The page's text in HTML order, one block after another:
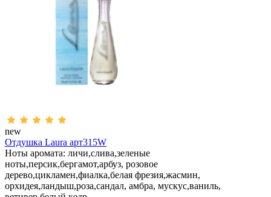
new
Отдушка Laura арт315W
Ноты аромата: личи,слива,зеленые
ноты,персик,бергамот,арбуз, розовое
дерево,цикламен,фиалка,белая фрезия,жасмин,
орхидея,ландыш,роза,сандал, амбра, мускус,ваниль,